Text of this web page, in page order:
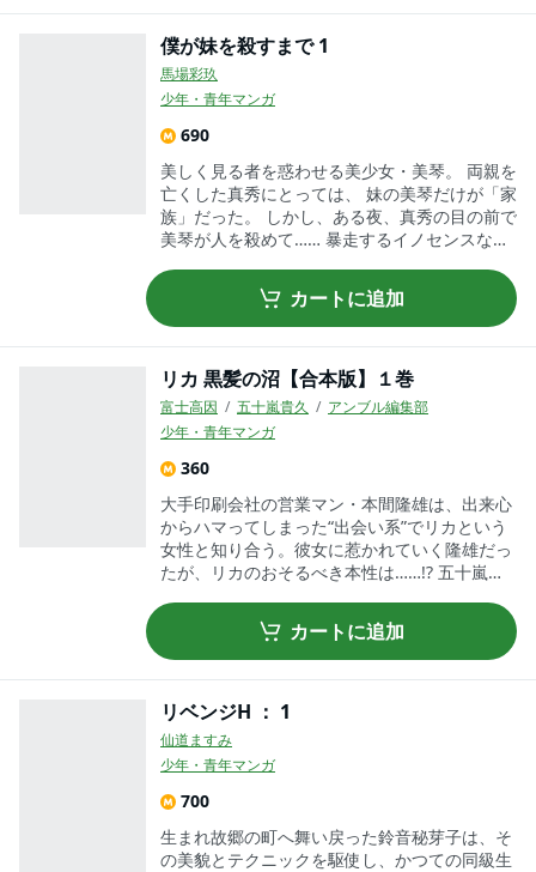
僕が妹を殺すまで 1
馬場彩玖
少年・青年マンガ
690
美しく見る者を惑わせる美少女・美琴。 両親を
亡くした真秀にとっては、 妹の美琴だけが「家
族」だった。 しかし、ある夜、真秀の目の前で
美琴が人を殺めて…… 暴走するイノセンスな
カートに追加
リカ 黒髪の沼【合本版】１巻
富士高因 五十嵐貴久
アンブル編集部
少年・青年マンガ
360
大手印刷会社の営業マン・本間隆雄は、出来心
からハマってしまった“出会い系”でリカという
女性と知り合う。彼女に惹かれていく隆雄だっ
たが、リカのおそるべき本性は……!? 五十嵐貴
庫）をコミカライズ。（第１話～第５話収録）
カートに追加
リベンジH ： 1
仙道ますみ
少年・青年マンガ
700
生まれ故郷の町へ舞い戻った鈴音秘芽子は、そ
の美貌とテクニックを駆使し、かつての同級生